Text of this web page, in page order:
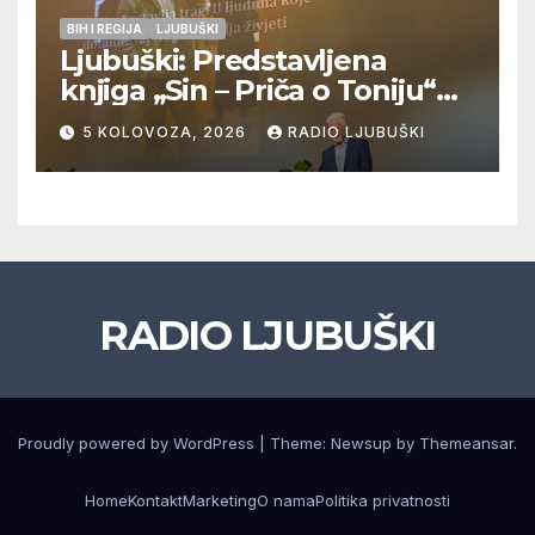
BIH I REGIJA LJUBUŠKI
Ljubuški: Predstavljena
knjiga „Sin – Priča o Toniju“
dr. sc. Zdenka Hercega
5 KOLOVOZA, 2026 RADIO LJUBUŠKI
RADIO LJUBUŠKI
Proudly powered by WordPress Theme: Newsup by Themeansar.
HomeKontaktMarketingO namaPolitika privatnosti